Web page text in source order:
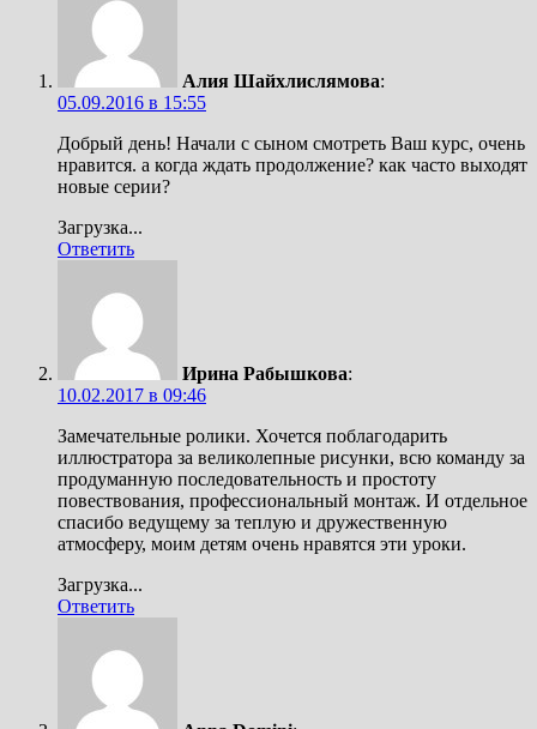
Алия Шайхлислямова:
05.09.2016 в 15:55
Добрый день! Начали с сыном смотреть Ваш курс, очень
нравится. а когда ждать продолжение? как часто выходят
новые серии?
Загрузка...
Ответить
Ирина Рабышкова:
10.02.2017 в 09:46
Замечательные ролики. Хочется поблагодарить
иллюстратора за великолепные рисунки, всю команду за
продуманную последовательность и простоту
повествования, профессиональный монтаж. И отдельное
спасибо ведущему за теплую и дружественную
атмосферу, моим детям очень нравятся эти уроки.
Загрузка...
Ответить